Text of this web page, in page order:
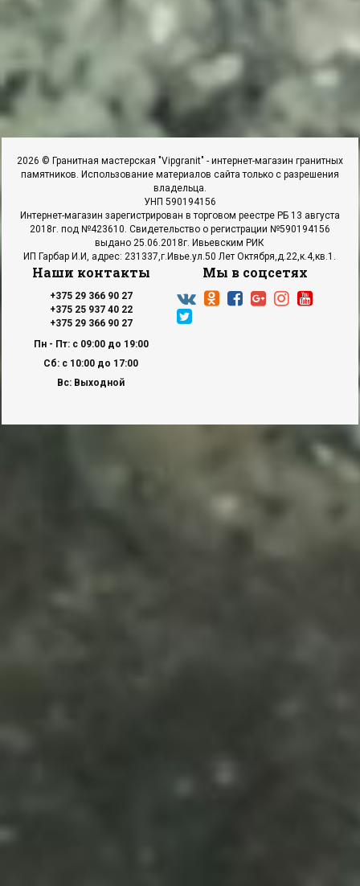
2026 © Гранитная мастерская "Vipgranit" - интернет-магазин гранитных
памятников. Использование материалов сайта только с разрешения
владельца.
УНП 590194156
Интернет-магазин зарегистрирован в торговом реестре РБ 13 августа
2018г. под №423610. Свидетельство о регистрации №590194156
выдано 25.06.2018г. Ивьевским РИК
ИП Гарбар И.И, адрес: 231337,г.Ивье.ул.50 Лет Октября,д.22,к.4,кв.1.
Наши контакты
+375 29 366 90 27
+375 25 937 40 22
+375 29 366 90 27
Пн - Пт: с 09:00 до 19:00
Сб: с 10:00 до 17:00
Вс: Выходной
Мы в соцсетях